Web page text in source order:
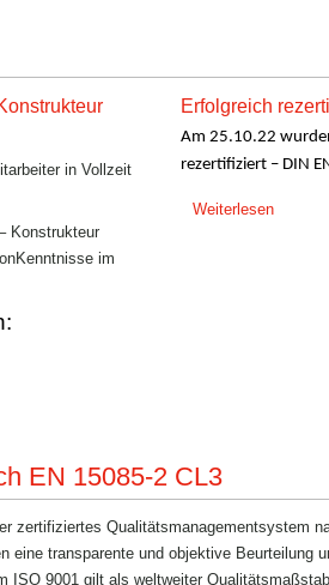
in Vollzeit
Konstrukteur
im
Erfolgreich
Am 25.10.22
rezertifiziert – DIN
Weiterlesen
EN 15085-2 CL3
zertifiziertes Qualitätsmanagementsystem
eine transparente und objektive Beurteilung
ISO 9001 gilt als weltweiter